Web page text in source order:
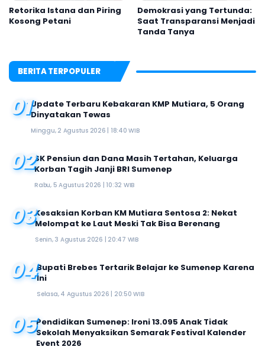
Retorika Istana dan Piring
Kosong Petani
Demokrasi yang Tertunda:
Saat Transparansi Menjadi
Tanda Tanya
BERITA TERPOPULER
01Update Terbaru Kebakaran KMP Mutiara, 5 Orang
Dinyatakan Tewas
Minggu, 2 Agustus 2026 | 18:40 WIB
02SK Pensiun dan Dana Masih Tertahan, Keluarga
Korban Tagih Janji BRI Sumenep
Rabu, 5 Agustus 2026 | 10:32 WIB
03Kesaksian Korban KM Mutiara Sentosa 2: Nekat
Melompat ke Laut Meski Tak Bisa Berenang
Senin, 3 Agustus 2026 | 20:47 WIB
04Bupati Brebes Tertarik Belajar ke Sumenep Karena
Ini
Selasa, 4 Agustus 2026 | 20:50 WIB
05Pendidikan Sumenep: Ironi 13.095 Anak Tidak
Sekolah Menyaksikan Semarak Festival Kalender
Event 2026